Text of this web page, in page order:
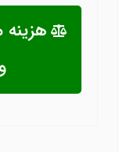
هزینه